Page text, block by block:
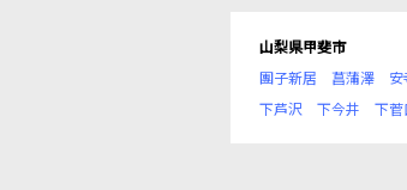
山梨県甲斐市
團子新居
菖蒲澤 安
下芦沢
下今井 下菅